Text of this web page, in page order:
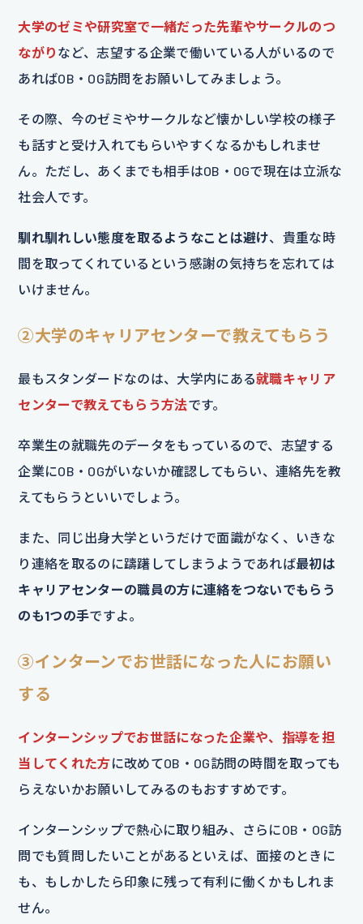
大学のゼミや研究室で一緒だった先輩やサークルのつ
ながり など、志望する企業で働いている人がいるので
あればOB・OG訪問をお願いしてみましょう。
その際、今のゼミやサークルなど懐かしい学校の様子
も話すと受け入れてもらいやすくなるかもしれませ
ん。ただし、あくまでも相手はOB・OGで現在は立派な
社会人です。
馴れ馴れしい態度を取るようなことは避け、貴重な時
間を取ってくれているという感謝の気持ちを忘れては
いけません。
②大学のキャリアセンターで教えてもらう
最もスタンダードなのは、大学内にある就職キャリア
センターで教えてもらう方法です。
卒業生の就職先のデータをもっているので、志望する
企業にOB・OGがいないか確認してもらい、連絡先を教
えてもらうといいでしょう。
また、同じ出身大学というだけで面識がなく、いきな
り連絡を取るのに躊躇してしまうようであれば最初は
キャリアセンターの職員の方に連絡をつないでもらう
のも1つの手ですよ。
③インターンでお世話になった人にお願い
する
インターンシップでお世話になった企業や、指導を担
当してくれた方に改めてOB・OG訪問の時間を取っても
らえないかお願いしてみるのもおすすめです。
インターンシップで熱心に取り組み、さらにOB・OG訪
問でも質問したいことがあるといえば、面接のときに
も、もしかしたら印象に残って有利に働くかもしれま
せん。